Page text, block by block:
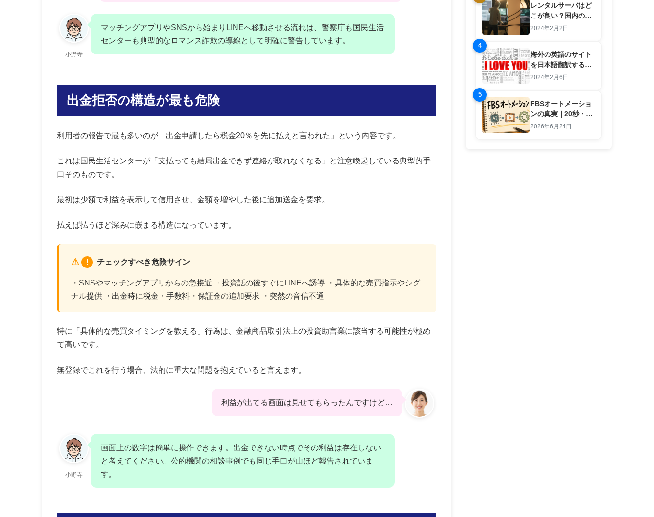
小野寺
マッチングアプリやSNSから始まりLINEへ移動させる流れは、警察庁も国民生活
センターも典型的なロマンス詐欺の導線として明確に警告しています。
出金拒否の構造が最も危険
利用者の報告で最も多いのが「出金申請したら税金20％を先に払えと言われた」という内容です。
これは国民生活センターが「支払っても結局出金できず連絡が取れなくなる」と注意喚起している典型的手
口そのものです。
最初は少額で利益を表示して信用させ、金額を増やした後に追加送金を要求。
払えば払うほど深みに嵌まる構造になっています。
! チェックすべき危険サイン
・SNSやマッチングアプリからの急接近 ・投資話の後すぐにLINEへ誘導 ・具体的な売買指示やシグ
ナル提供 ・出金時に税金・手数料・保証金の追加要求 ・突然の音信不通
特に「具体的な売買タイミングを教える」行為は、金融商品取引法上の投資助言業に該当する可能性が極め
て高いです。
無登録でこれを行う場合、法的に重大な問題を抱えていると言えます。
利益が出てる画面は見せてもらったんですけど…
小野寺
画面上の数字は簡単に操作できます。出金できない時点でその利益は存在しない
と考えてください。公的機関の相談事例でも同じ手口が山ほど報告されていま
す。
レンタルサーバはど
こが良い？国内のサ
ーバは良いところが
2024年2月2日
4
海外の英語のサイト
を日本語翻訳するツ
ール
2024年2月6日
5
FBSオートメーショ
ンの真実｜20秒・1
行入力で副業労働を
2026年6月24日